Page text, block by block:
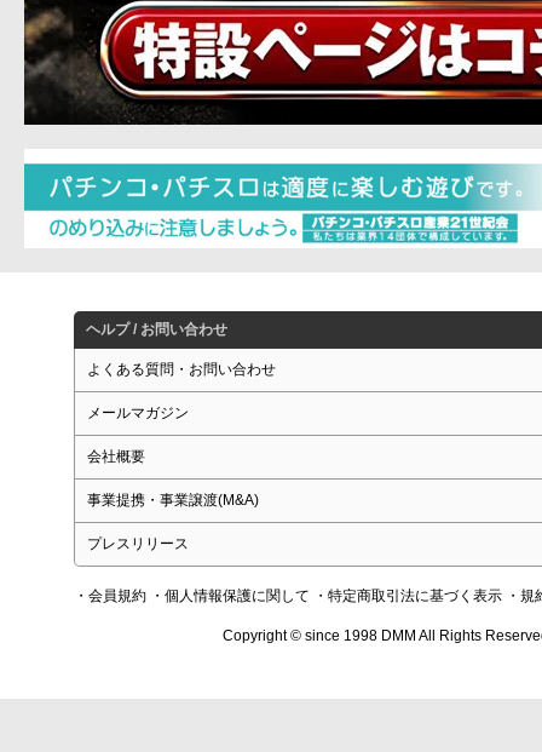
ヘルプ / お問い合わせ
よくある質問・お問い合わせ
メールマガジン
会社概要
事業提携・事業譲渡(M&A)
プレスリリース
・会員規約 ・個人情報保護に関して ・特定商取引法に基づく表示 ・規
Copyright © since 1998 DMM All Rights